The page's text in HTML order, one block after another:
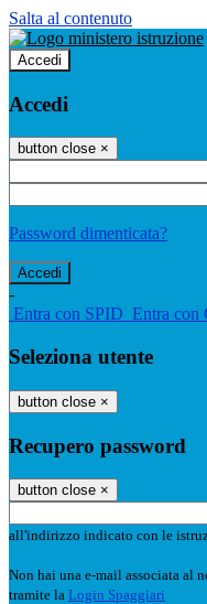
Salta al contenuto
Accedi
Accedi
button close ×
Password dimenticata?
-
Entra con SPID Entra con
Seleziona utente
button close ×
Recupero password
button close ×
all'indirizzo indicato con le
Non hai una e-mail associata al
tramite la Login Spaggiari